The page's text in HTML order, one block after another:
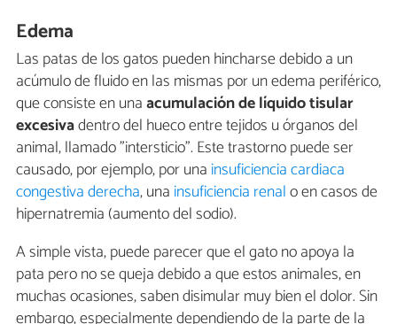
Edema
Las patas de los gatos pueden hincharse debido a un
acúmulo de fluido en las mismas por un edema periférico,
que consiste en unaacumulación de líquido tisular
excesivadentro del hueco entre tejidos u órganos del
animal, llamado "intersticio". Este trastorno puede ser
causado, por ejemplo, por una insuficiencia cardiaca
congestiva derecha, una insuficiencia renalo en casos de
hipernatremia (aumento del sodio).
A simple vista, puede parecer que el gato no apoya la
pata pero no se queja debido a que estos animales, en
muchas ocasiones, saben disimular muy bien el dolor. Sin
embargo, especialmente dependiendo de la parte de la